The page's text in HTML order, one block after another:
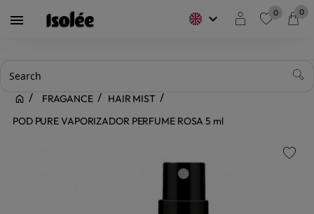
 keyboard_arrow_down 0 0
FRAGANCE
HAIR MIST
POD PURE VAPORIZADOR PERFUME ROSA 5 ml